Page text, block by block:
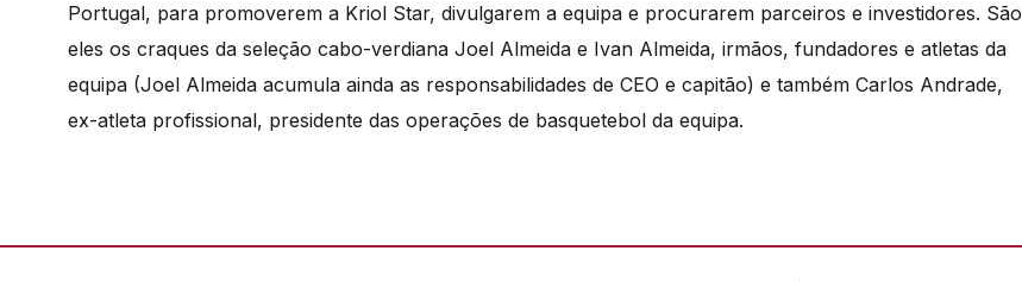
Portugal, para promoverem a Kriol Star, divulgarem a equipa e procurarem parceiros e investidores. São
eles os craques da seleção cabo-verdiana Joel Almeida e Ivan Almeida, irmãos, fundadores e atletas da
equipa (Joel Almeida acumula ainda as responsabilidades de CEO e capitão) e também Carlos Andrade,
ex-atleta profissional, presidente das operações de basquetebol da equipa.